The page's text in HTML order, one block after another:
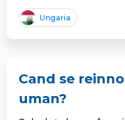
Ungaria
Cand se
uman?